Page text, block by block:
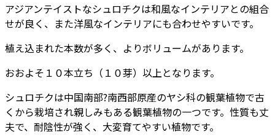
アジアンテイストなシュロチクは和風なインテリアとの組合
せが良く、また洋風なインテリアにも合わせやすいです。
植え込まれた本数が多く、よりボリュームがあります。
おおよそ１０本立ち（１０芽）以上となります。
シュロチクは中国南部?南西部原産のヤシ科の観葉植物で古
くから栽培され親しみもある観葉植物の一つです。性質も丈
夫で、耐陰性が強く、大変育てやすい植物です。